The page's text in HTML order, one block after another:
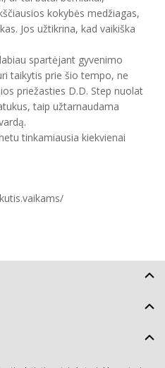
kokybės medžiagas,
Jos užtikrina, kad vaikiška
spartėjant gyvenimo
taikytis prie šio tempo, ne
priežasties D.D. Step nuolat
taip užtarnaudama
tinkamiausia kiekvienai